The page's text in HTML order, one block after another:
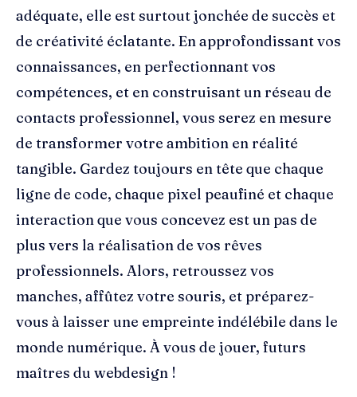
adéquate, elle est surtout jonchée de succès et
de créativité éclatante. En approfondissant vos
connaissances, en perfectionnant vos
compétences, et en construisant un réseau de
contacts professionnel, vous serez en mesure
de transformer votre ambition en réalité
tangible. Gardez toujours en tête que chaque
ligne de code, chaque pixel peaufiné et chaque
interaction que vous concevez est un pas de
plus vers la réalisation de vos rêves
professionnels. Alors, retroussez vos
manches, affûtez votre souris, et préparez-
vous à laisser une empreinte indélébile dans le
monde numérique. À vous de jouer, futurs
maîtres du webdesign !